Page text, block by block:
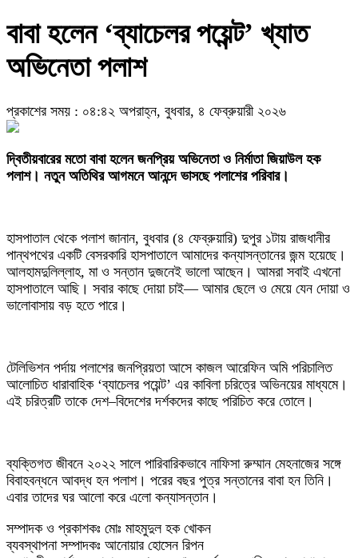
বাবা হলেন ‘ব্যাচেলর পয়েন্ট’ খ্যাত
অভিনেতা পলাশ
প্রকাশের সময় : ০৪:৪২ অপরাহ্ন, বুধবার, ৪ ফেব্রুয়ারী ২০২৬
দ্বিতীয়বারের মতো বাবা হলেন জনপ্রিয় অভিনেতা ও নির্মাতা জিয়াউল হক
পলাশ। নতুন অতিথির আগমনে আনন্দে ভাসছে পলাশের পরিবার।
হাসপাতাল থেকে পলাশ জানান, বুধবার (৪ ফেব্রুয়ারি) দুপুর ১টায় রাজধানীর
পান্থপথের একটি বেসরকারি হাসপাতালে আমাদের কন্যাসন্তানের জন্ম হয়েছে।
আলহামদুলিল্লাহ, মা ও সন্তান দুজনেই ভালো আছেন। আমরা সবাই এখনো
হাসপাতালে আছি। সবার কাছে দোয়া চাই— আমার ছেলে ও মেয়ে যেন দোয়া ও
ভালোবাসায় বড় হতে পারে।
টেলিভিশন পর্দায় পলাশের জনপ্রিয়তা আসে কাজল আরেফিন অমি পরিচালিত
আলোচিত ধারাবাহিক ‘ব্যাচেলর পয়েন্ট’ এর কাবিলা চরিত্রে অভিনয়ের মাধ্যমে।
এই চরিত্রটি তাকে দেশ–বিদেশের দর্শকদের কাছে পরিচিত করে তোলে।
ব্যক্তিগত জীবনে ২০২২ সালে পারিবারিকভাবে নাফিসা রুম্মান মেহনাজের সঙ্গে
বিবাহবন্ধনে আবদ্ধ হন পলাশ। পরের বছর পুত্র সন্তানের বাবা হন তিনি।
এবার তাদের ঘর আলো করে এলো কন্যাসন্তান।
সম্পাদক ও প্রকাশকঃ মোঃ মাহমুদুল হক খোকন
ব্যবস্থাপনা সম্পাদকঃ আনোয়ার হোসেন রিপন